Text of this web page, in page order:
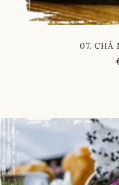
07. CHẢ